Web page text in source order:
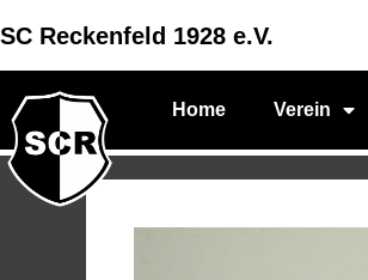
SC Reckenfeld 1928 e.V.
Home Verein